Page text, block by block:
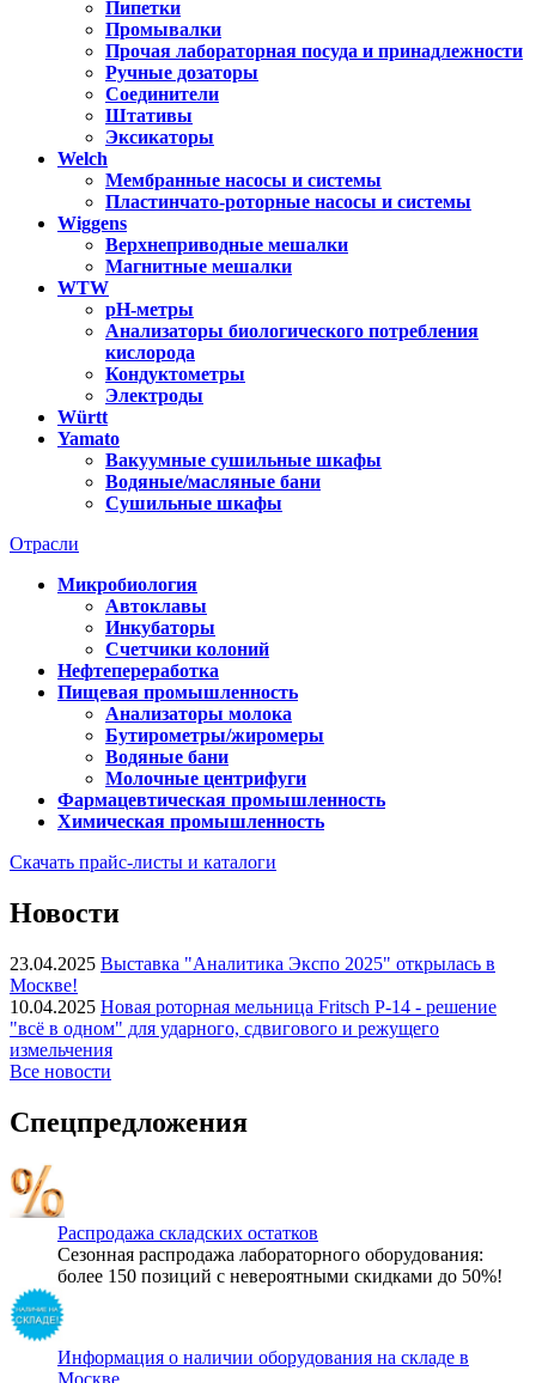
Пипетки
Промывалки
Прочая лабораторная посуда и принадлежности
Ручные дозаторы
Соединители
Штативы
Эксикаторы
Welch
Мембранные насосы и системы
Пластинчато-роторные насосы и системы
Wiggens
Верхнеприводные мешалки
Магнитные мешалки
WTW
pH-метры
Анализаторы биологического потребления
кислорода
Кондуктометры
Электроды
Württ
Yamato
Вакуумные сушильные шкафы
Водяные/масляные бани
Сушильные шкафы
Отрасли
Микробиология
Автоклавы
Инкубаторы
Счетчики колоний
Нефтепереработка
Пищевая промышленность
Анализаторы молока
Бутирометры/жиромеры
Водяные бани
Молочные центрифуги
Фармацевтическая промышленность
Химическая промышленность
Скачать прайс-листы и каталоги
Новости
23.04.2025 Выставка "Аналитика Экспо 2025" открылась в
Москве!
10.04.2025 Новая роторная мельница Fritsch P-14 - решение
"всё в одном" для ударного, сдвигового и режущего
измельчения
Все новости
Спецпредложения
Распродажа складских остатков
Сезонная распродажа лабораторного оборудования:
более 150 позиций с невероятными скидками до 50%!
Информация о наличии оборудования на складе в
Москве